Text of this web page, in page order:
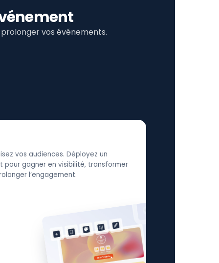
vos événements.
vos audiences. Déployez un
gagner en visibilité, transformer
l’engagement.